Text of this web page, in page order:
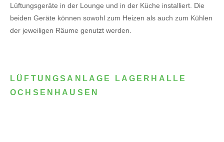
Lüftungsgeräte in der Lounge und in der Küche installiert. Die
beiden Geräte können sowohl zum Heizen als auch zum Kühlen
der jeweiligen Räume genutzt werden.
LÜFTUNGSANLAGE LAGERHALLE
OCHSENHAUSEN